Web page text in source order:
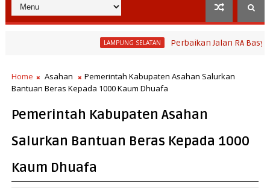
LAMPUNG SELATAN Perbaikan Jalan RA Basyid
Home Asahan
Pemerintah Kabupaten Asahan Salurkan
Bantuan Beras Kepada 1000 Kaum Dhuafa
Pemerintah Kabupaten Asahan
Salurkan Bantuan Beras Kepada 1000
Kaum Dhuafa